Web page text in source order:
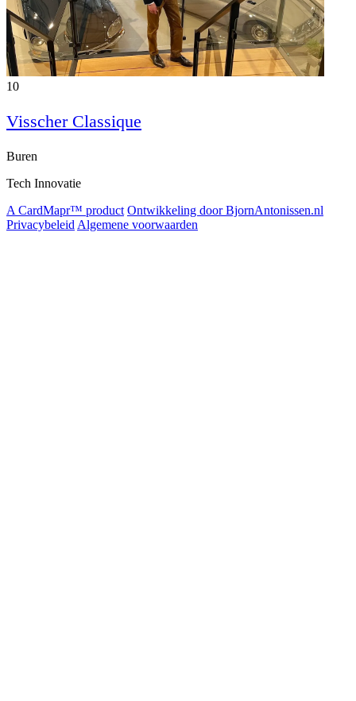
10
Visscher Classique
Buren
Tech Innovatie
A CardMapr™ product Ontwikkeling door BjornAntonissen.nl
Privacybeleid Algemene voorwaarden